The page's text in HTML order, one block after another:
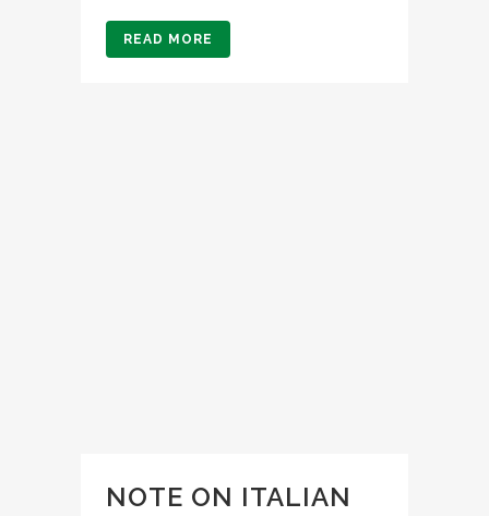
READ MORE
NOTE ON ITALIAN